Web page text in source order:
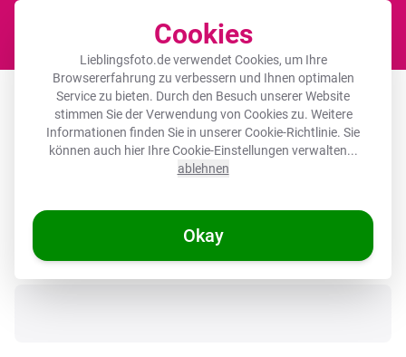
Cookies
Lieblingsfoto.de verwendet Cookies, um Ihre
Browsererfahrung zu verbessern und Ihnen optimalen
Service zu bieten. Durch den Besuch unserer Website
stimmen Sie der Verwendung von Cookies zu. Weitere
Informationen finden Sie in unsererCookie-Richtlinie. Sie
können auch hier Ihre Cookie-Einstellungen verwalten...
ablehnen
Okay
Runde Bilderrahmen - Dorfplatz -
Springbrunnen - Tulpen
Auf Lager